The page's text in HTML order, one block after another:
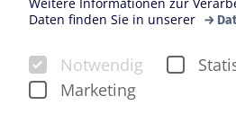
Daten finden Sie in unserer
Notwendig
Marketing